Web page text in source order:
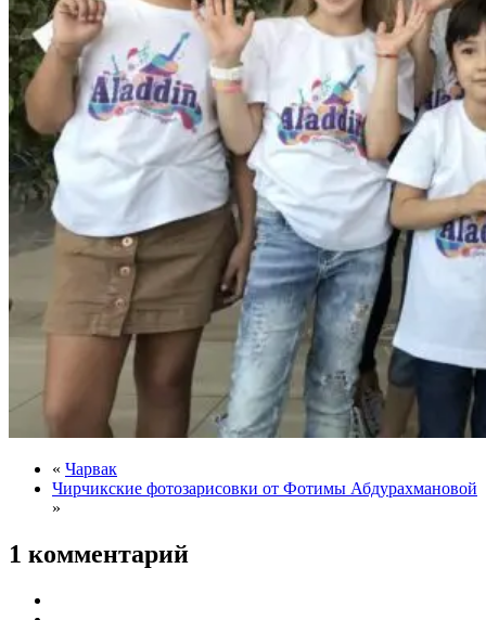
« Чарвак
Чирчикские фотозарисовки от Фотимы Абдурахмановой
»
1 комментарий